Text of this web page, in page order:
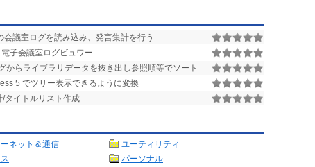
会議室ログを読み込み、発言集計を行う
子会議室ログビュワー
からライブラリデータを抜き出し参照順等でソート
5 でツリー表示できるように変換
/タイトルリスト作成
ネット＆通信
ユーティリティ
パーソナル